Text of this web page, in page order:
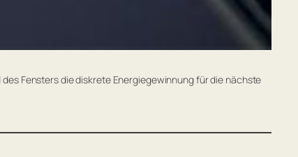
Fensters die diskrete Energiegewinnung für die nächste